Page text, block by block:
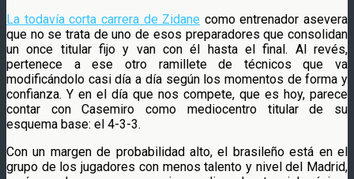
La todavía corta carrera de Zidane como entrenador asevera
que no se trata de uno de esos preparadores que consolidan
un once titular fijo y van con él hasta el final. Al revés,
pertenece a ese otro ramillete de técnicos que va
modificándolo casi día a día según los momentos de forma y
confianza. Y en el día que nos compete, que es hoy, parece
contar con Casemiro como mediocentro titular de su
esquema base: el 4-3-3.
Con un margen de probabilidad alto, el brasileño está en el
grupo de los jugadores con menos talento y nivel del Madrid,